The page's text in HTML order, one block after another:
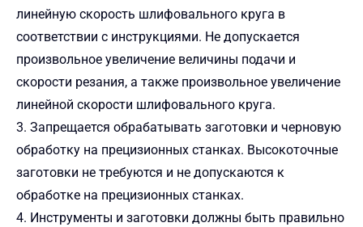
линейную скорость шлифовального круга в
соответствии с инструкциями. Не допускается
произвольное увеличение величины подачи и
скорости резания, а также произвольное увеличение
линейной скорости шлифовального круга.
3. Запрещается обрабатывать заготовки и черновую
обработку на прецизионных станках. Высокоточные
заготовки не требуются и не допускаются к
обработке на прецизионных станках.
4. Инструменты и заготовки должны быть правильно